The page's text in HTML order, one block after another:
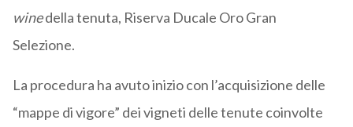
winedella tenuta, Riserva Ducale Oro Gran
Selezione.
La procedura ha avuto inizio con l’acquisizione delle
“mappe di vigore” dei vigneti delle tenute coinvolte